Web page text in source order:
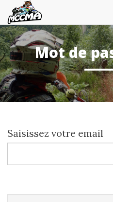
Mot de
Saisissez votre email